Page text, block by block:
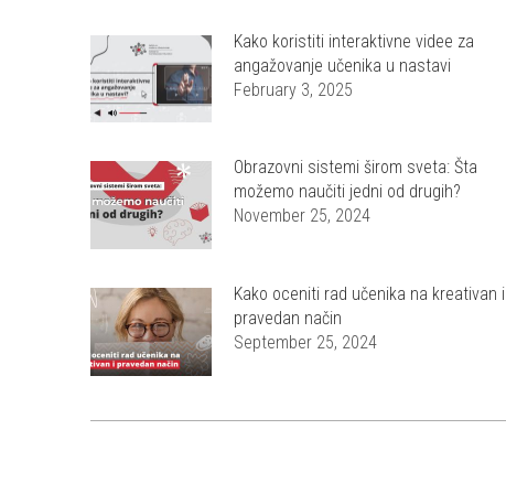
Kako koristiti interaktivne videe za
angažovanje učenika u nastavi
February 3, 2025
Obrazovni sistemi širom sveta: Šta
možemo naučiti jedni od drugih?
November 25, 2024
Kako oceniti rad učenika na kreativan i
pravedan način
September 25, 2024